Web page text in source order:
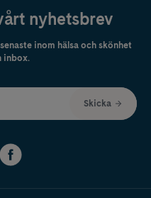
nyhetsbrev
inom hälsa och skönhet
inbox.
Skicka